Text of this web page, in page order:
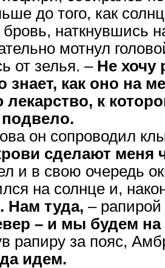
до того, как
наткнувшись
мотнул
от зелья. – Не хочу
знает, как оно на
лекарство, к
он сопроводил
сделают меня
и в свою очередь
на солнце и,
Нам туда, –
– и мы будем на
рапиру за пояс,
идем.